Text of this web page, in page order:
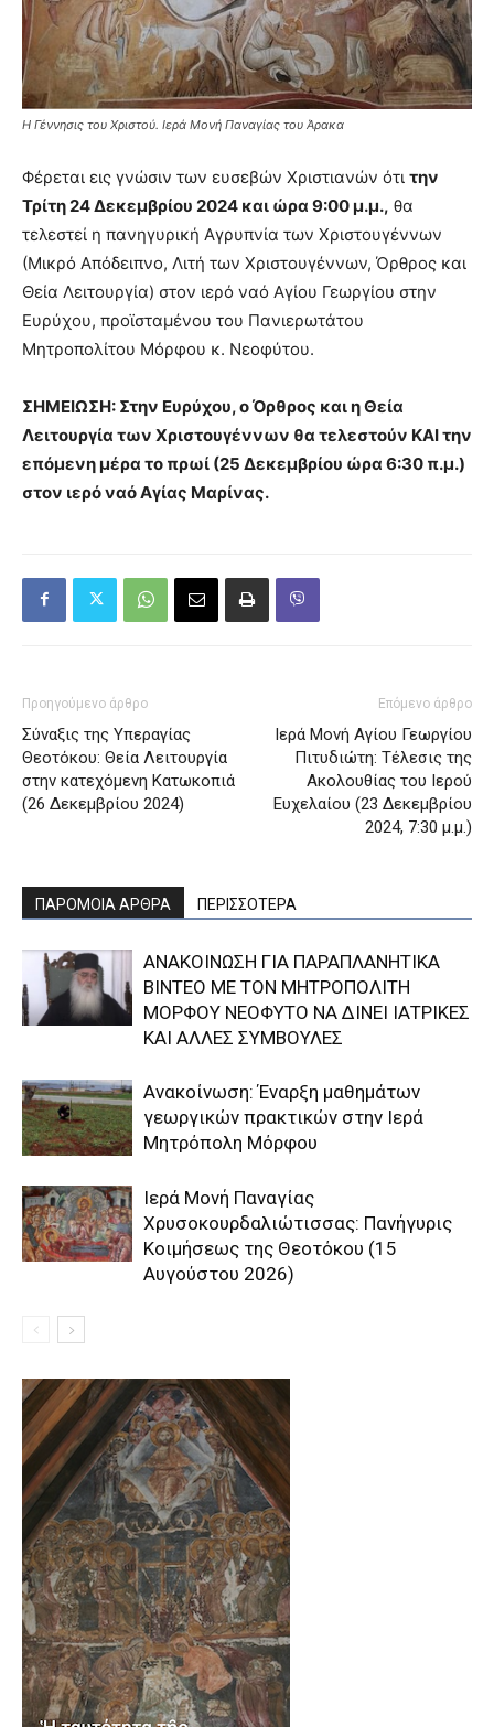
Η Γέννησις του Χριστού. Ιερά Μονή Παναγίας του Άρακα
Φέρεται εις γνώσιν των ευσεβών Χριστιανών ότι την
Τρίτη 24 Δεκεμβρίου 2024 και ώρα 9:00 μ.μ., θα
τελεστεί η πανηγυρική Αγρυπνία των Χριστουγέννων
(Μικρό Απόδειπνο, Λιτή των Χριστουγέννων, Όρθρος και
Θεία Λειτουργία) στον ιερό ναό Αγίου Γεωργίου στην
Ευρύχου, προϊσταμένου του Πανιερωτάτου
Μητροπολίτου Μόρφου κ. Νεοφύτου.
ΣΗΜΕΙΩΣΗ: Στην Ευρύχου, ο Όρθρος και η Θεία
Λειτουργία των Χριστουγέννων θα τελεστούν ΚΑΙ την
επόμενη μέρα το πρωί (25 Δεκεμβρίου ώρα 6:30 π.μ.)
στον ιερό ναό Αγίας Μαρίνας.
Προηγούμενο άρθρο
Σύναξις της Υπεραγίας
Θεοτόκου: Θεία Λειτουργία
στην κατεχόμενη Κατωκοπιά
(26 Δεκεμβρίου 2024)
Επόμενο άρθρο
Ιερά Μονή Αγίου Γεωργίου
Πιτυδιώτη: Τέλεσις της
Ακολουθίας του Ιερού
Ευχελαίου (23 Δεκεμβρίου
2024, 7:30 μ.μ.)
ΠΑΡΟΜΟΙΑ ΑΡΘΡΑ ΠΕΡΙΣΣΟΤΕΡΑ
ΑΝΑΚΟΙΝΩΣΗ ΓΙΑ ΠΑΡΑΠΛΑΝΗΤΙΚΑ
ΒΙΝΤΕΟ ΜΕ ΤΟΝ ΜΗΤΡΟΠΟΛΙΤΗ
ΜΟΡΦΟΥ ΝΕΟΦΥΤΟ ΝΑ ΔΙΝΕΙ ΙΑΤΡΙΚΕΣ
ΚΑΙ ΑΛΛΕΣ ΣΥΜΒΟΥΛΕΣ
Ανακοίνωση: Έναρξη μαθημάτων
γεωργικών πρακτικών στην Ιερά
Μητρόπολη Μόρφου
Ιερά Μονή Παναγίας
Χρυσοκουρδαλιώτισσας: Πανήγυρις
Κοιμήσεως της Θεοτόκου (15
Αυγούστου 2026)